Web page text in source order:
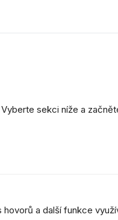
sekci níže a
hovorů a další funkce